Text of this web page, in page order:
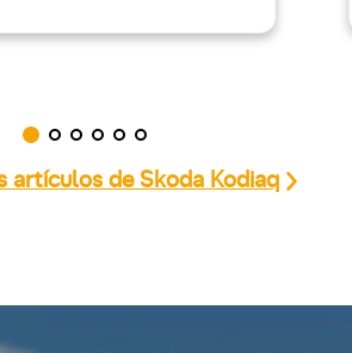
artículos de Skoda Kodiaq